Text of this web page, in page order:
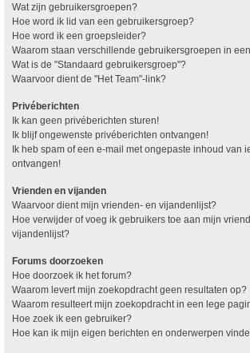
Wat zijn gebruikersgroepen?
Hoe word ik lid van een gebruikersgroep?
Hoe word ik een groepsleider?
Waarom staan verschillende gebruikersgroepen in
Wat is de "Standaard gebruikersgroep"?
Waarvoor dient de "Het Team"-link?
Privéberichten
Ik kan geen privéberichten sturen!
Ik blijf ongewenste privéberichten ontvangen!
Ik heb spam of een e-mail met ongepaste inhoud van
ontvangen!
Vrienden en vijanden
Waarvoor dient mijn vrienden- en vijandenlijst?
Hoe verwijder of voeg ik gebruikers toe aan mijn
vijandenlijst?
Forums doorzoeken
Hoe doorzoek ik het forum?
Waarom levert mijn zoekopdracht geen resultaten op?
Waarom resulteert mijn zoekopdracht in een lege
Hoe zoek ik een gebruiker?
Hoe kan ik mijn eigen berichten en onderwerpen